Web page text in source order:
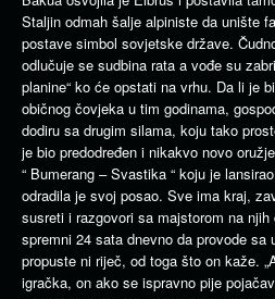
Staljin odmah šalje alpiniste da unište
postave simbol sovjetske države.
odlučuje se sudbina rata a vođe su
planine“ ko će opstati na vrhu. Da li je
običnog čovjeka u tim godinama,
dodiru sa drugim silama, koju tako
je bio predodređen i nikakvo novo
“ Bumerang – Svastika “ koju je
odradila je svoj posao. Sve ima kraj,
susreti i razgovori sa majstorom na
spremni 24 sata dnevno da provode sa
propuste ni riječ, od toga što on kaže.
igračka, on ako se ispravno pije